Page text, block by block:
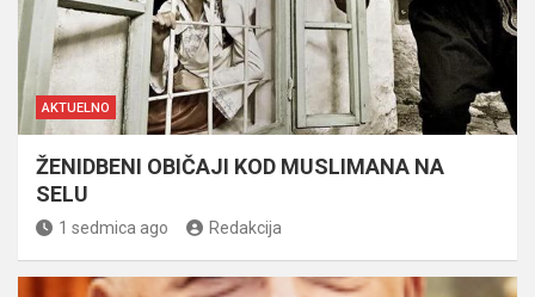
AKTUELNO
ŽENIDBENI OBIČAJI KOD MUSLIMANA NA
SELU
1 sedmica ago Redakcija